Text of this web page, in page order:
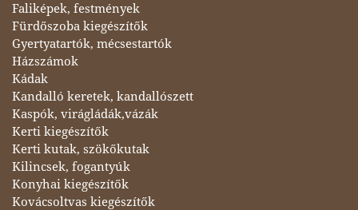
Faliképek, festmények
Fürdőszoba kiegészítők
Gyertyatartók, mécsestartók
Házszámok
Kádak
Kandalló keretek, kandallószett
Kaspók, virágládák,vázák
Kerti kiegészítők
Kerti kutak, szökőkutak
Kilincsek, fogantyúk
Konyhai kiegészítők
Kovácsoltvas kiegészítők